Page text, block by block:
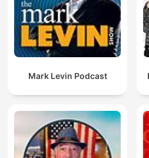
Mark Levin Podcast